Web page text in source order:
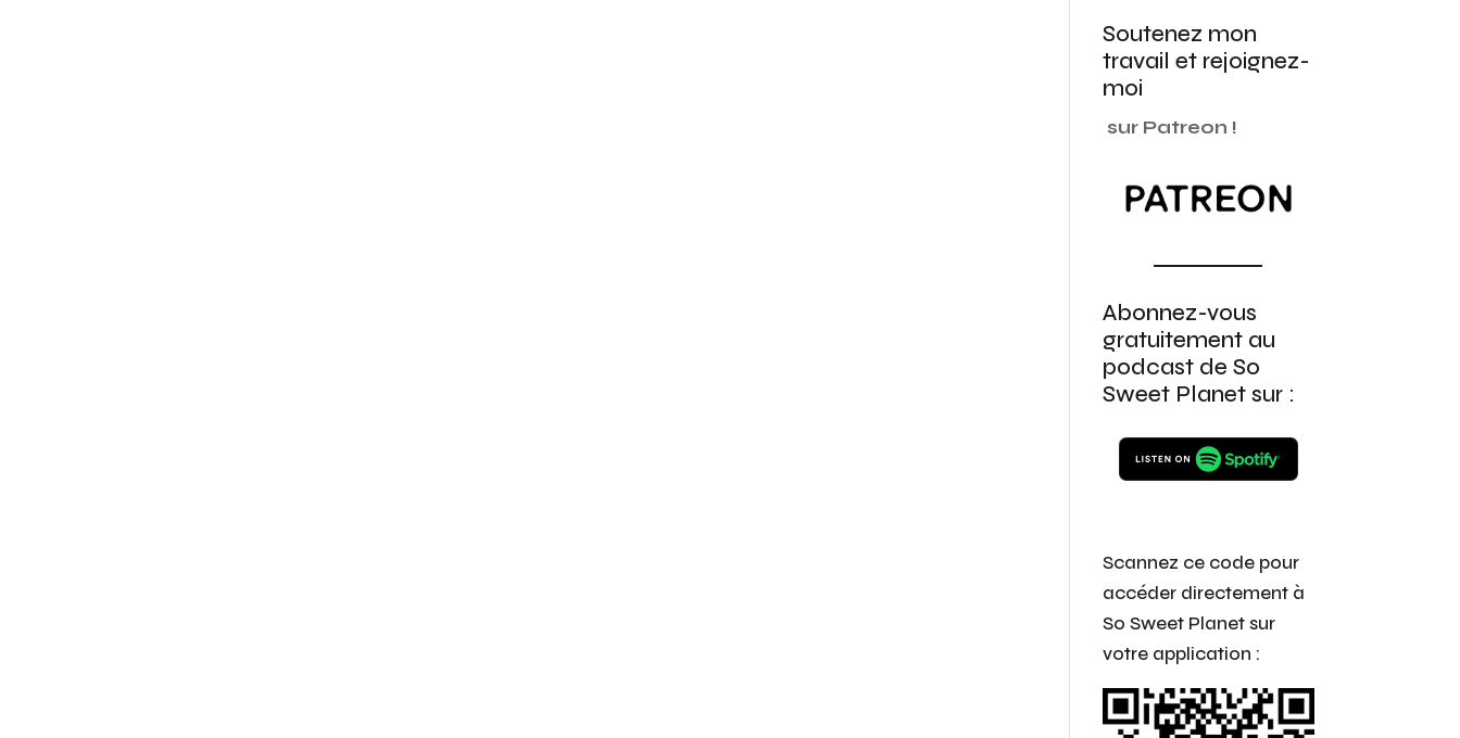
Soutenez mon
travail et rejoignez-
moi
sur Patreon !
Abonnez-vous
gratuitement au
podcast de So
Sweet Planet sur :
Scannez ce code pour
accéder directement à
So Sweet Planet sur
votre application :